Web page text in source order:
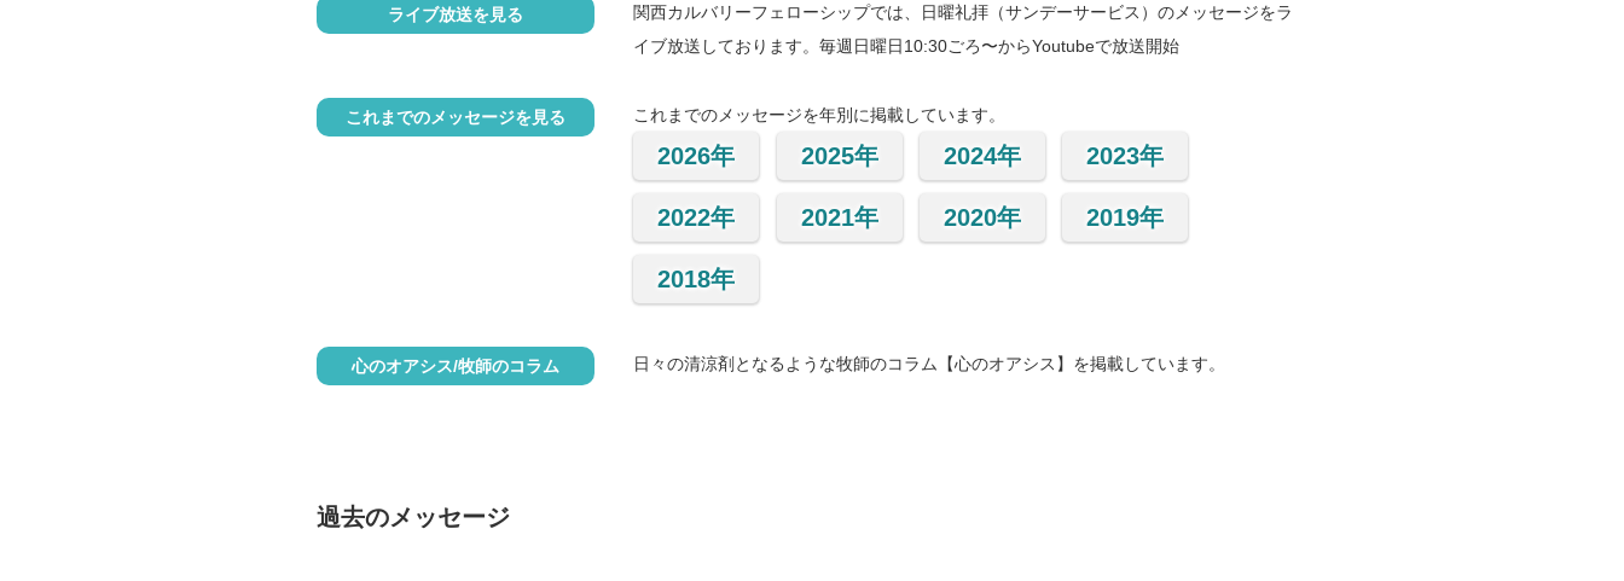
ライブ放送を見る
関西カルバリーフェローシップでは、日曜礼拝（サンデーサービス）のメッセージをラ
イブ放送しております。毎週日曜日10:30ごろ〜からYoutubeで放送開始
これまでのメッセージを見る これまでのメッセージを年別に掲載しています。
2026年 2025年 2024年 2023年
2022年 2021年 2020年 2019年
2018年
心のオアシス/牧師のコラム 日々の清涼剤となるような牧師のコラム【心のオアシス】を掲載しています。
過去のメッセージ